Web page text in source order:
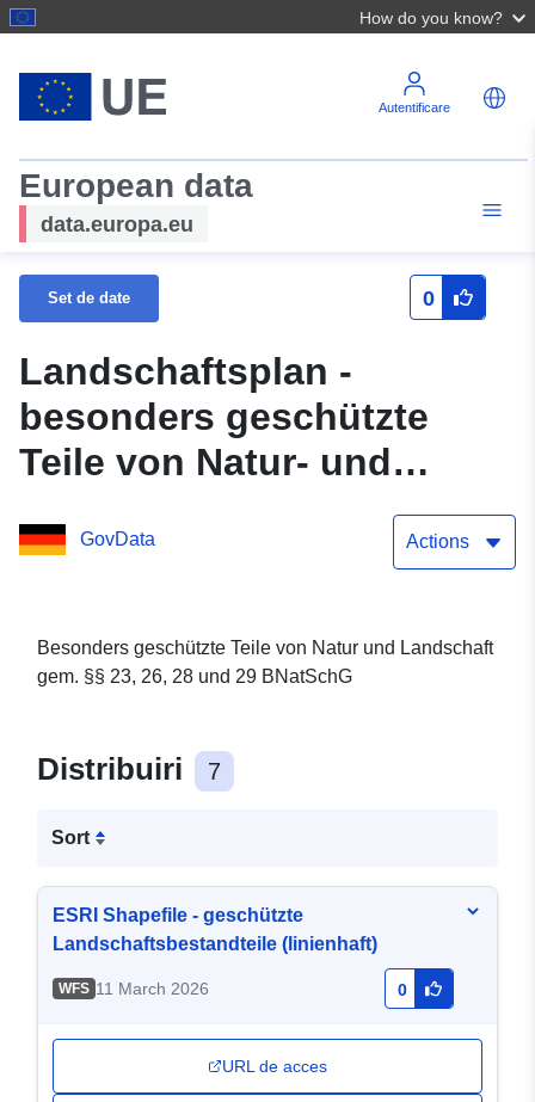
How do you know?
Autentificare
European data
data.europa.eu
Set de date 0
Landschaftsplan -
besonders geschützte
Teile von Natur- und
GovData Actions
Besonders geschützte Teile von Natur und Landschaft
gem. §§ 23, 26, 28 und 29 BNatSchG
Distribuiri 7
Sort
ESRI Shapefile - geschützte
Landschaftsbestandteile (linienhaft)
WFS 11 March 2026 0
URL de acces